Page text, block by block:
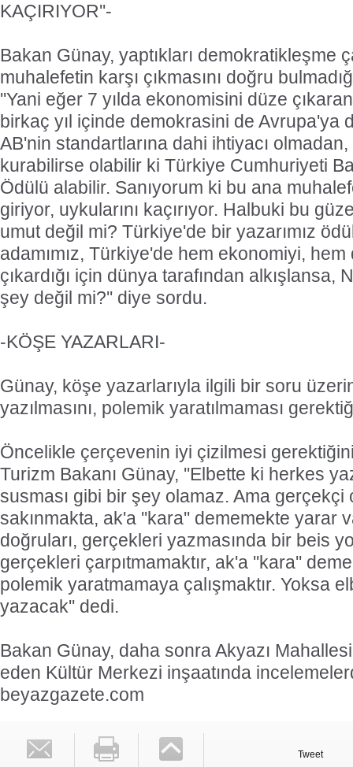
KAÇIRIYOR''-
Bakan Günay, yaptıkları demokratikleşme
muhalefetin karşı çıkmasını doğru
''Yani eğer 7 yılda ekonomisini düze
birkaç yıl içinde demokrasini de Avrupa'ya
AB'nin standartlarına dahi ihtiyacı
kurabilirse olabilir ki Türkiye Cumhuriyeti
Ödülü alabilir. Sanıyorum ki bu ana
giriyor, uykularını kaçırıyor. Halbuki bu
umut değil mi? Türkiye'de bir yazarımız
adamımız, Türkiye'de hem ekonomiyi,
çıkardığı için dünya tarafından alkışlansa,
şey değil mi?'' diye sordu.
-KÖŞE YAZARLARI-
Günay, köşe yazarlarıyla ilgili bir soru
yazılmasını, polemik yaratılmaması
Öncelikle çerçevenin iyi çizilmesi
Turizm Bakanı Günay, ''Elbette ki herkes
susması gibi bir şey olamaz. Ama
sakınmakta, ak'a ''kara'' dememekte yarar
doğruları, gerçekleri yazmasında bir beis
gerçekleri çarpıtmamaktır, ak'a ''kara''
polemik yaratmamaya çalışmaktır. Yoksa
yazacak'' dedi.
Bakan Günay, daha sonra Akyazı
eden Kültür Merkezi inşaatında
beyazgazete.com
Tweet